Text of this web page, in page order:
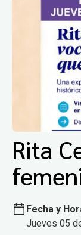
Rita
Fecha y
Jueves 05